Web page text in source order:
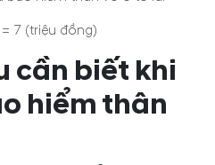
= 7 (triệu đồng)
cần biết khi
hiểm thân